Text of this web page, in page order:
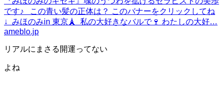
です♪ この青い髪の正体は？ このバナーをクリックしてね
↓ みほのみin 東京🗼 私の大好きなバルで🍷 わたしの大好…
ameblo.jp
リアルにまさる開運ってない
よね